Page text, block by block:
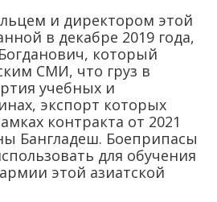
и директором этой
в декабре 2019 года,
который
СМИ, что груз в
учебных и
экспорт которых
контракта от 2021
Бангладеш. Боеприпасы
для обучения
этой азиатской